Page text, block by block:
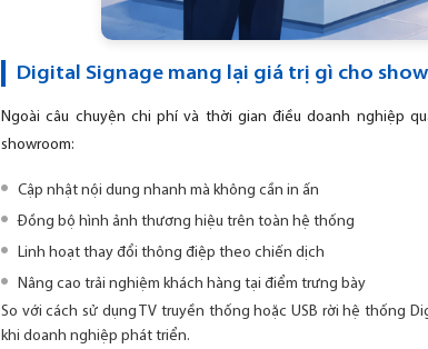
Digital Signage mang lại giá trị gì cho
Ngoài câu chuyện chi phí và thời gian điều doanh nghiệp
showroom:
Cập nhật nội dung nhanh mà không cần in ấn
Đồng bộ hình ảnh thương hiệu trên toàn hệ thống
Linh hoạt thay đổi thông điệp theo chiến dịch
Nâng cao trải nghiệm khách hàng tại điểm trưng bày
So với cách sử dụng TV truyền thống hoặc USB rời hệ thống
khi doanh nghiệp phát triển.